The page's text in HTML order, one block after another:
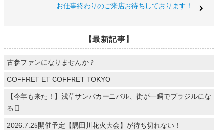
お仕事終わりのご来店お待ちしております！
【最新記事】
古参ファンになりませんか？
COFFRET ET COFFRET TOKYO
【今年も来た！】浅草サンバカーニバル、街が一瞬でブラジルにな
る日
2026.7.25開催予定【隅田川花火大会】が待ち切れない！